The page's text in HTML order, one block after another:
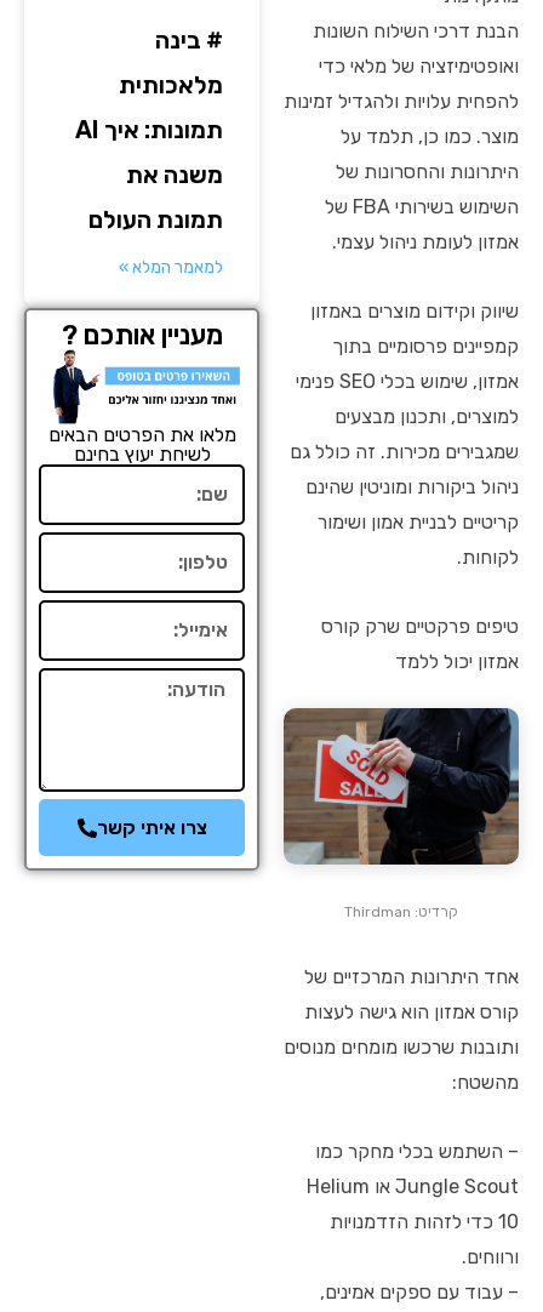
הבנת דרכי השילוח השונות
ואופטימיזציה של מלאי כדי
להפחית עלויות ולהגדיל זמינות
מוצר. כמו כן, תלמד על
היתרונות והחסרונות של
השימוש בשירותי FBA של
אמזון לעומת ניהול עצמי.
שיווק וקידום מוצרים באמזון
קמפיינים פרסומיים בתוך
אמזון, שימוש בכלי SEO פנימי
למוצרים, ותכנון מבצעים
שמגבירים מכירות. זה כולל גם
ניהול ביקורות ומוניטין שהינם
קריטיים לבניית אמון ושימור
לקוחות.
טיפים פרקטיים שרק קורס
אמזון יכול ללמד
קרדיט: Thirdman
אחד היתרונות המרכזיים של
קורס אמזון הוא גישה לעצות
ותובנות שרכשו מומחים מנוסים
מהשטח:
– השתמש בכלי מחקר כמו
Jungle Scout או Helium
10 כדי לזהות הזדמנויות
ורווחים.
– עבוד עם ספקים אמינים,
# בינה
מלאכותית
תמונות: איך AI
משנה את
תמונת העולם
למאמר המלא »
מעניין אותכם ?
מלאו את הפרטים הבאים
לשיחת יעוץ בחינם
הודעה
צרו איתי קשר